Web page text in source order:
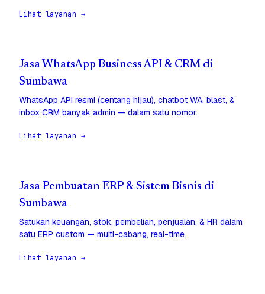
Lihat layanan →
Jasa WhatsApp Business API & CRM di
Sumbawa
WhatsApp API resmi (centang hijau), chatbot WA, blast, &
inbox CRM banyak admin — dalam satu nomor.
Lihat layanan →
Jasa Pembuatan ERP & Sistem Bisnis di
Sumbawa
Satukan keuangan, stok, pembelian, penjualan, & HR dalam
satu ERP custom — multi-cabang, real-time.
Lihat layanan →